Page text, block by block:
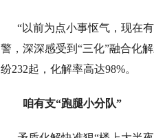
“以前为点小事怄气，现在有
警，深深感受到“三化”融合化
纷232起，化解率高达98%。
咱有支“跑腿小分队”